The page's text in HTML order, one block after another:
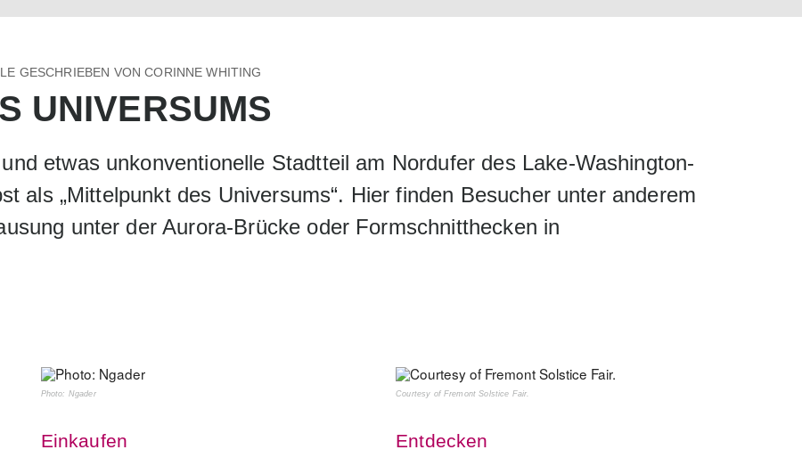
GESCHRIEBEN VON CORINNE WHITING
UNIVERSUMS
etwas unkonventionelle Stadtteil am Nordufer des Lake-Washington-
als „Mittelpunkt des Universums“. Hier finden Besucher unter anderem
unter der Aurora-Brücke oder Formschnitthecken in
Photo: Ngader
Einkaufen
Courtesy of Fremont Solstice Fair.
Entdecken